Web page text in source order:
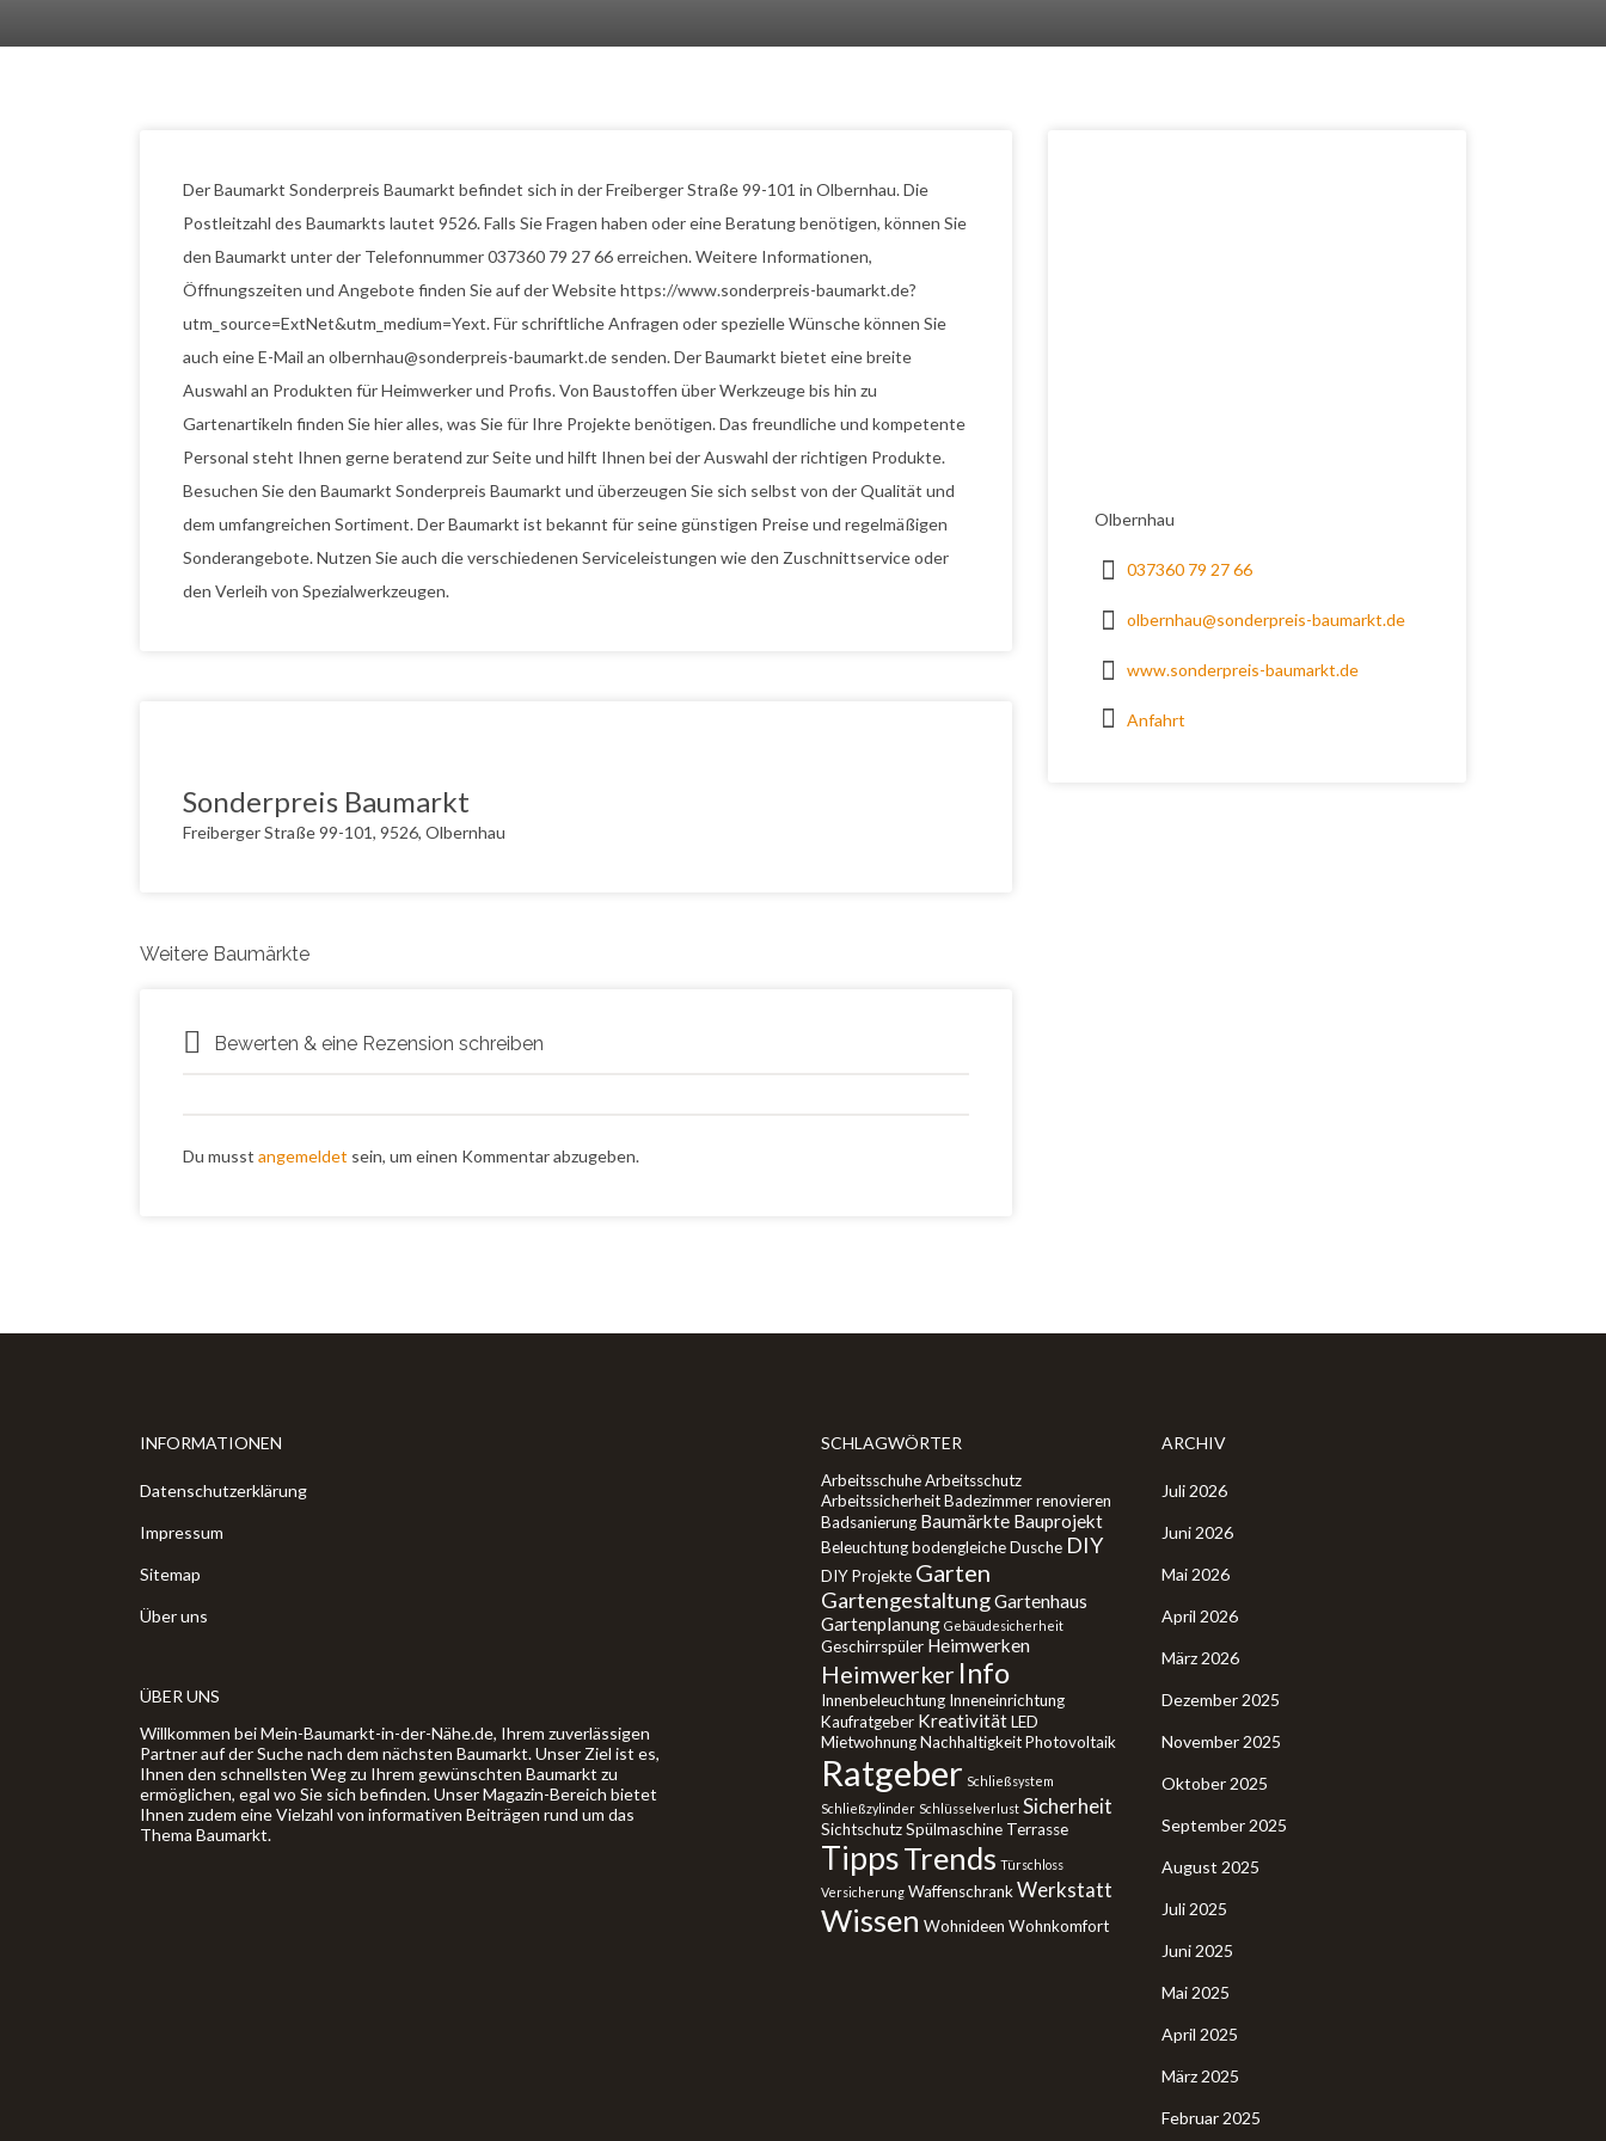
Der Baumarkt Sonderpreis Baumarkt befindet sich in der Freiberger Straße 99-101 in Olbernhau. Die
Postleitzahl des Baumarkts lautet 9526. Falls Sie Fragen haben oder eine Beratung benötigen, können Sie
den Baumarkt unter der Telefonnummer 037360 79 27 66 erreichen. Weitere Informationen,
Öffnungszeiten und Angebote finden Sie auf der Website https://www.sonderpreis-baumarkt.de?
utm_source=ExtNet&utm_medium=Yext. Für schriftliche Anfragen oder spezielle Wünsche können Sie
auch eine E-Mail an olbernhau@sonderpreis-baumarkt.de senden. Der Baumarkt bietet eine breite
Auswahl an Produkten für Heimwerker und Profis. Von Baustoffen über Werkzeuge bis hin zu
Gartenartikeln finden Sie hier alles, was Sie für Ihre Projekte benötigen. Das freundliche und kompetente
Personal steht Ihnen gerne beratend zur Seite und hilft Ihnen bei der Auswahl der richtigen Produkte.
Besuchen Sie den Baumarkt Sonderpreis Baumarkt und überzeugen Sie sich selbst von der Qualität und
dem umfangreichen Sortiment. Der Baumarkt ist bekannt für seine günstigen Preise und regelmäßigen
Sonderangebote. Nutzen Sie auch die verschiedenen Serviceleistungen wie den Zuschnittservice oder
den Verleih von Spezialwerkzeugen.
Sonderpreis Baumarkt
Freiberger Straße 99-101, 9526, Olbernhau
Weitere Baumärkte
Bewerten & eine Rezension schreiben
Du musst angemeldet sein, um einen Kommentar abzugeben.
Olbernhau
037360 79 27 66
olbernhau@sonderpreis-baumarkt.de
www.sonderpreis-baumarkt.de
Anfahrt
INFORMATIONEN
Datenschutzerklärung
Impressum
Sitemap
Über uns
ÜBER UNS
Willkommen bei Mein-Baumarkt-in-der-Nähe.de, Ihrem zuverlässigen
Partner auf der Suche nach dem nächsten Baumarkt. Unser Ziel ist es,
Ihnen den schnellsten Weg zu Ihrem gewünschten Baumarkt zu
ermöglichen, egal wo Sie sich befinden. Unser Magazin-Bereich bietet
Ihnen zudem eine Vielzahl von informativen Beiträgen rund um das
Thema Baumarkt.
SCHLAGWÖRTER
ArbeitsschuheArbeitsschutz
ArbeitssicherheitBadezimmer renovieren
Badsanierung Baumärkte Bauprojekt
Beleuchtungbodengleiche Dusche DIY
DIY Projekte Garten
GartengestaltungGartenhaus
Gartenplanung Gebäudesicherheit
Geschirrspüler Heimwerken
Heimwerker Info
Innenbeleuchtung Inneneinrichtung
Kaufratgeber KreativitätLED
MietwohnungNachhaltigkeitPhotovoltaik
Ratgeber Schließsystem
Schließzylinder Schlüsselverlust Sicherheit
SichtschutzSpülmaschine Terrasse
TippsTrends Türschloss
Versicherung WaffenschrankWerkstatt
Wissen Wohnideen Wohnkomfort
ARCHIV
Juli 2026
Juni 2026
Mai 2026
April 2026
März 2026
Dezember 2025
November 2025
Oktober 2025
September 2025
August 2025
Juli 2025
Juni 2025
Mai 2025
April 2025
März 2025
Februar 2025